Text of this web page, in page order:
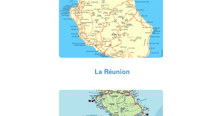
La Réunion